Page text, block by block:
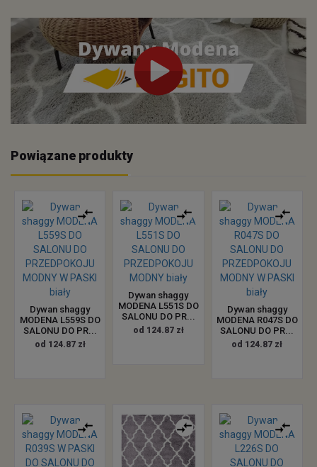
Powiązane produkty
Dywan shaggy
MODENA L559S DO
SALONU DO PR...
od 124.87 zł
Dywan shaggy
MODENA L551S DO
SALONU DO PR...
od 124.87 zł
Dywan shaggy
MODENA R047S DO
SALONU DO PR...
od 124.87 zł